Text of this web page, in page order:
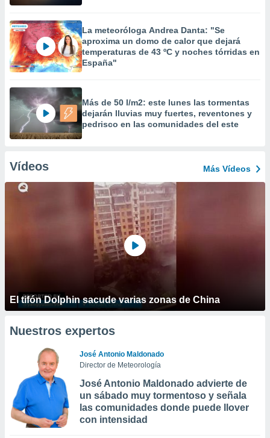
La meteoróloga Andrea Danta: "Se
aproxima un domo de calor que dejará
temperaturas de 43 ºC y noches tórridas en
España"
Más de 50 l/m2: este lunes las tormentas
dejarán lluvias muy fuertes, reventones y
pedrisco en las comunidades del este
Vídeos Más Vídeos
El tifón Dolphin sacude varias zonas de China
Nuestros expertos
José Antonio Maldonado
Director de Meteorología
José Antonio Maldonado advierte de
un sábado muy tormentoso y señala
las comunidades donde puede llover
con intensidad